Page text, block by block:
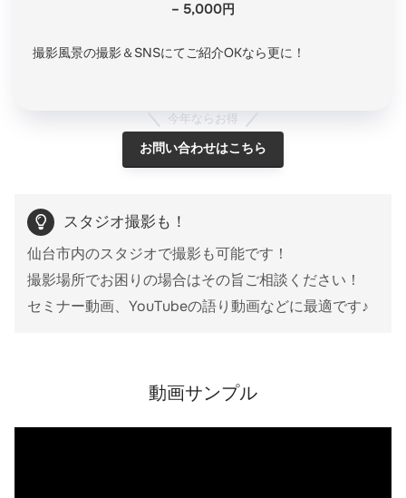
– 5,000円
撮影風景の撮影＆SNSにてご紹介OKなら更に！
今年ならお得
お問い合わせはこちら
スタジオ撮影も！
仙台市内のスタジオで撮影も可能です！
撮影場所でお困りの場合はその旨ご相談ください！
セミナー動画、YouTubeの語り動画などに最適です♪
動画サンプル